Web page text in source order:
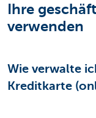
Ihre
verwenden
Wie verwalte
Kreditkarte